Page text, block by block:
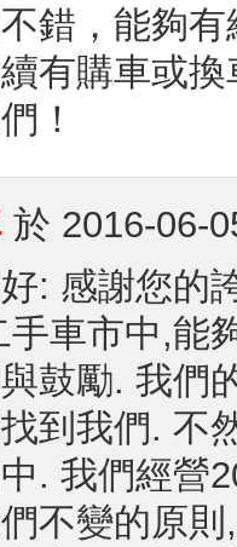
錯，能夠
有購車或
！
於 2016-06-
: 感謝您的
手車市中,能
鼓勵. 我們
到我們. 不
. 我們經營
不變的原